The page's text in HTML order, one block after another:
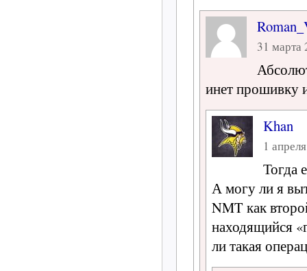
31 марта
инет прошивку
Khan
1
Тогда
А могу ли я
NMT как
находящийся
ли такая